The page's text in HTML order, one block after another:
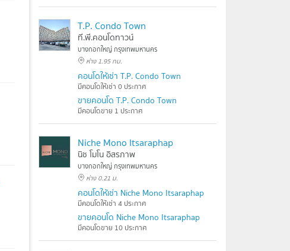
T.P. Condo Town
ที.พี.คอนโดทาวน์
บางกอกใหญ่ กรุงเทพมหานคร
ห่าง 1.95 กม.
คอนโดให้เช่า T.P. Condo Town
มีคอนโดให้เช่า 0 ประกาศ
ขายคอนโด T.P. Condo Town
มีคอนโดขาย 1 ประกาศ
Niche Mono Itsaraphap
นิช โมโน อิสรภาพ
บางกอกใหญ่ กรุงเทพมหานคร
ห่าง 0.21 ม.
คอนโดให้เช่า Niche Mono Itsaraphap
มีคอนโดให้เช่า 4 ประกาศ
ขายคอนโด Niche Mono Itsaraphap
มีคอนโดขาย 10 ประกาศ